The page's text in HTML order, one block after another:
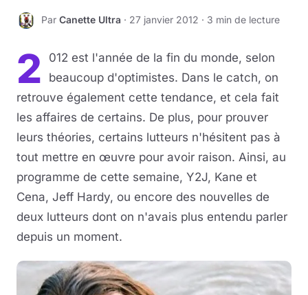
BD
Livres
Jeux de société
Musique
Sortir
Sciences & Tech
C Par Canette Ultra · 27 janvier 2012 · 3 min de lecture
2
012 est l'année de la fin du monde, selon
beaucoup d'optimistes. Dans le catch, on
retrouve également cette tendance, et cela fait
les affaires de certains. De plus, pour prouver
leurs théories, certains lutteurs n'hésitent pas à
tout mettre en œuvre pour avoir raison. Ainsi, au
programme de cette semaine, Y2J, Kane et
Cena, Jeff Hardy, ou encore des nouvelles de
deux lutteurs dont on n'avais plus entendu parler
depuis un moment.